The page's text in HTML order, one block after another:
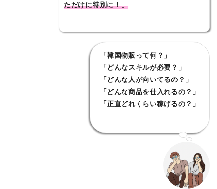
ただけに特別に！」
「韓国物販って何？」
「どんなスキルが必要？」
「どんな人が向いてるの？」
「どんな商品を仕入れるの？」
「正直どれくらい稼げるの？」